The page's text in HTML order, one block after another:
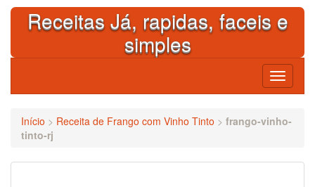
Skip
contentReceitas Já, rapidas, faceis e
simples
Toggle
Início > Receita de Frango com Vinho Tinto > frango-vinho-
tinto-rj